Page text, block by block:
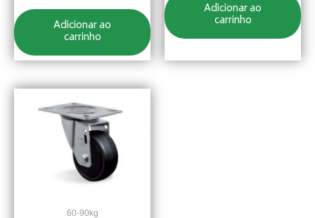
Adicionar ao
carrinho
Adicionar ao
carrinho
60-90kg